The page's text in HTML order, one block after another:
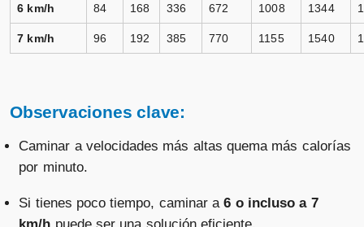
6 km/h 84 168 336 672 1008 1344
7 km/h 96 192 385 770 1155 1540
Observaciones clave:
Caminar a velocidades más altas quema más calorías
por minuto.
Si tienes poco tiempo, caminar a6 o incluso a 7